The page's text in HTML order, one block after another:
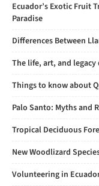
Ecuador’s Exotic Fruit
Paradise
Differences Between
The life, art, and legacy
Things to know about
Palo Santo: Myths and
Tropical Deciduous
New Woodlizard
Volunteering in